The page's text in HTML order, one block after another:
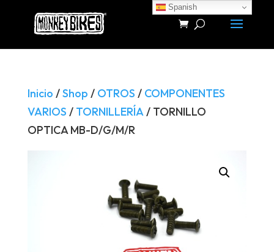
Búsqueda
productos
Inicio /Shop / OTROS / COMPONENTES
VARIOS / TORNILLERÍA/ TORNILLO
OPTICA MB-D/G/M/R
Spanish